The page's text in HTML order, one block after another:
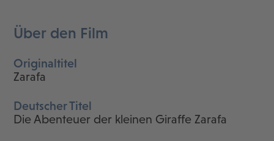
Über den Film
Originaltitel
Zarafa
Deutscher Titel
Die Abenteuer der kleinen Giraffe Zarafa